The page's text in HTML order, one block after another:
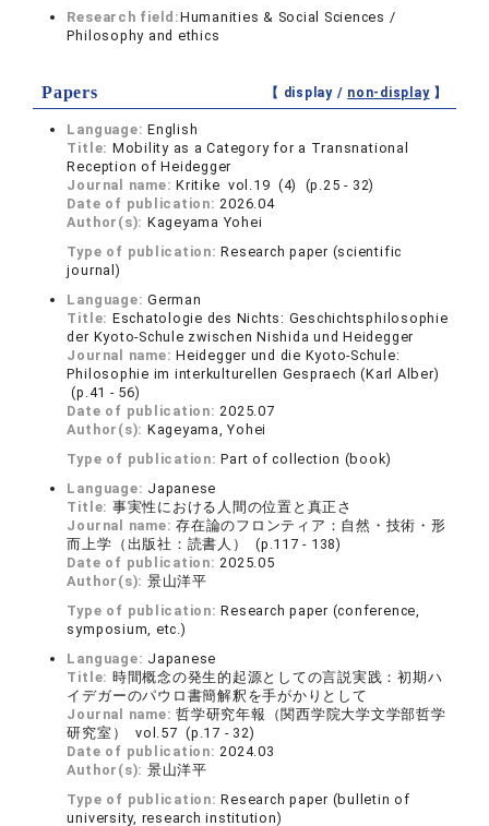
Research field:Humanities & Social Sciences /
Philosophy and ethics
Papers 【 display / non-display】
Language:English
Title: Mobility as a Category for a Transnational
Reception of Heidegger
Journal name:Kritike vol.19 (4) (p.25 - 32)
Date of publication:2026.04
Author(s): Kageyama Yohei
Type of publication:Research paper (scientific
journal)
Language:German
Title: Eschatologie des Nichts: Geschichtsphilosophie
der Kyoto-Schule zwischen Nishida und Heidegger
Journal name:Heidegger und die Kyoto-Schule:
Philosophie im interkulturellen Gespraech (Karl Alber)
(p.41 - 56)
Date of publication:2025.07
Author(s): Kageyama, Yohei
Type of publication:Part of collection (book)
Language: Japanese
Title: 事実性における人間の位置と真正さ
Journal name:存在論のフロンティア：自然・技術・形
而上学（出版社：読書人） (p.117 - 138)
Date of publication:2025.05
Author(s): 景山洋平
Type of publication:Research paper (conference,
symposium, etc.)
Language: Japanese
Title: 時間概念の発生的起源としての言説実践：初期ハ
イデガーのパウロ書簡解釈を手がかりとして
Journal name:哲学研究年報（関西学院大学文学部哲学
研究室） vol.57 (p.17 - 32)
Date of publication:2024.03
Author(s): 景山洋平
Type of publication:Research paper (bulletin of
university, research institution)